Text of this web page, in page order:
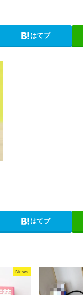
はてブ
はてブ
News